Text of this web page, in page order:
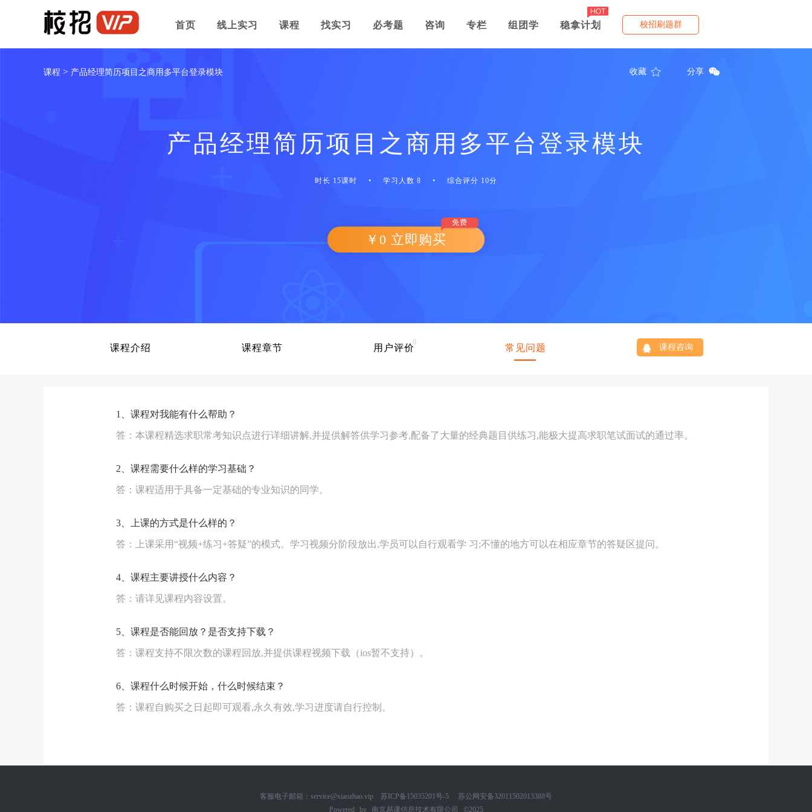
首页 线上实习 课程 找实习 必考题 咨询 专栏 组团学 稳拿计划 校招刷题群
课程 > 产品经理简历项目之商用多平台登录模块 收藏 分享
产品经理简历项目之商用多平台登录模块
时长 15课时 • 学习人数 8 • 综合评分 10分
￥0 立即购买
免费
课程介绍 课程章节 用户评价
0
常见问题 课程咨询
1、课程对我能有什么帮助？
答：本课程精选求职常考知识点进行详细讲解,并提供解答供学习参考,配备了大量的经典题目供练习,能极大提高求职笔试面试的通过率。
2、课程需要什么样的学习基础？
答：课程适用于具备一定基础的专业知识的同学。
3、上课的方式是什么样的？
答：上课采用“视频+练习+答疑”的模式。学习视频分阶段放出,学员可以自行观看学 习;不懂的地方可以在相应章节的答疑区提问。
4、课程主要讲授什么内容？
答：请详见课程内容设置。
5、课程是否能回放？是否支持下载？
答：课程支持不限次数的课程回放,并提供课程视频下载（ios暂不支持）。
6、课程什么时候开始，什么时候结束？
答：课程自购买之日起即可观看,永久有效,学习进度请自行控制。
客服电子邮箱：service@xiaozhao.vip 苏ICP备15035201号-5
苏公网安备32011502013388号
Powered by
南京易课信息技术有限公司 ©2025